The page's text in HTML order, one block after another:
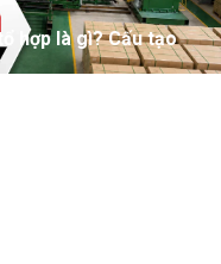
hợp là gì? Cấu tạo